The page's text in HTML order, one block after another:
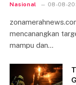
Nasional 08-08-
mencanangkan
mampu dan…